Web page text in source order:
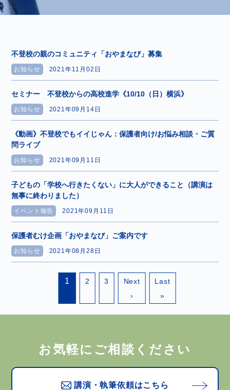
不登校の親のコミュニティ「おやまなび」募集
お知らせ 2021年11月02日
セミナー 不登校からの高校進学《10/10（日）横浜》
お知らせ 2021年09月14日
《動画》不登校でもイイじゃん：保護者向け/お悩み相談・ご質
問ライブ
お知らせ 2021年09月11日
子どもの「学校へ行きたくない」に大人ができること（講演は
無事に終わりました）
イベント報告 2021年09月11日
保護者むけ企画「おやまなび」ご案内です
お知らせ 2021年08月28日
1 2 3
Next
›
Last
»
お気軽にご相談ください
講演・執筆依頼はこちら